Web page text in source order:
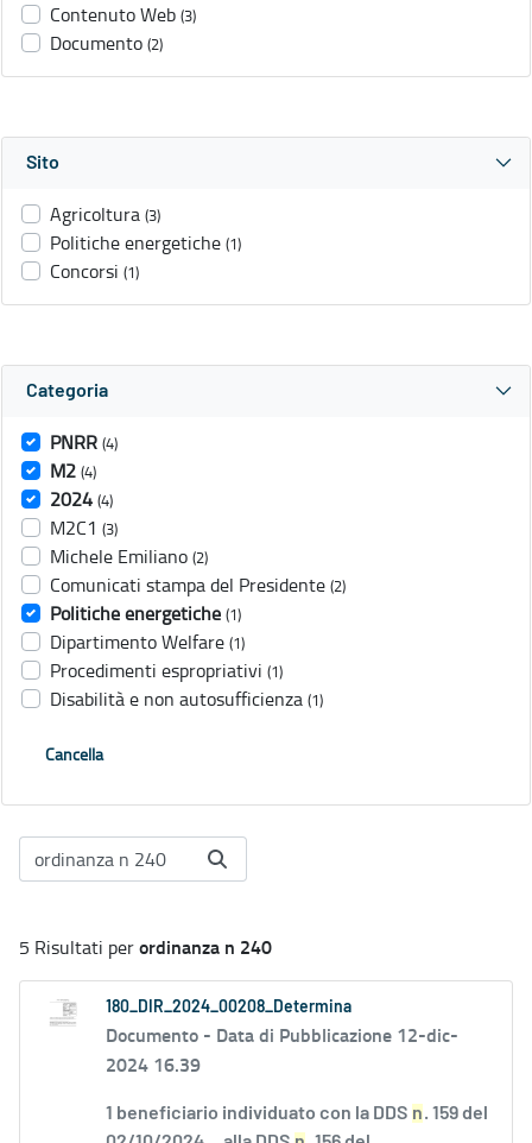
Contenuto Web (3)
Documento (2)
Sito
Agricoltura (3)
Politiche energetiche (1)
Concorsi (1)
Categoria
PNRR (4)
M2 (4)
2024 (4)
M2C1 (3)
Michele Emiliano (2)
Comunicati stampa del Presidente (2)
Politiche energetiche (1)
Dipartimento Welfare (1)
Procedimenti espropriativi (1)
Disabilità e non autosufficienza (1)
Cancella
5 Risultati perordinanza n 240
180_DIR_2024_00208_Determina
Documento - Data di Pubblicazione 12-dic-
2024 16.39
1 beneficiario individuato con la DDS n. 159 del